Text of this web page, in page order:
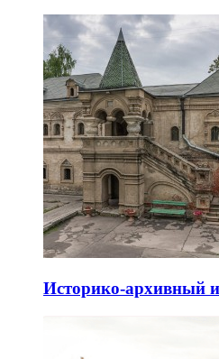
Историко-архивный